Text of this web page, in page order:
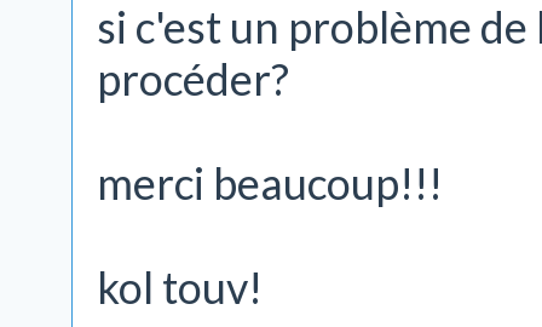
si c'est un problème
procéder?
merci beaucoup!!!
kol touv!